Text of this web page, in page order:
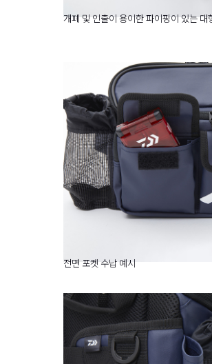
개폐 및 인출이 용이한 파이핑이 있는 대
전면 포켓 수납 예시